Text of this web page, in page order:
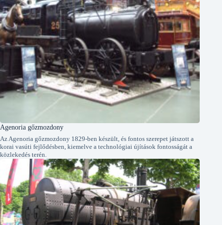
Agenoria gőzmozdony
Az Agenoria gőzmozdony 1829-ben készült, és fontos szerepet játszott a
korai vasúti fejlődésben, kiemelve a technológiai újítások fontosságát a
közlekedés terén.